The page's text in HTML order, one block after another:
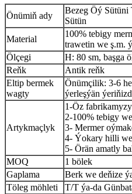
Önümiň ady
Bezeg Öý
Sütün
Material
100% tebigy
trawetin we ş.m.
Ölçegi
H: 80 sm, başga
Reňk
Antik reňk
Eltip bermek
wagty
Önümçilik: 3-6
ýerleşýän
Artykmaçlyk
1-Öz
2-100% tebigy
3- Mermer
4- Ýokary hilli
5- Örän amatly
MOQ
1 bölek
Gaplama
Berk we deňize
Töleg möhleti
T/T ýa-da